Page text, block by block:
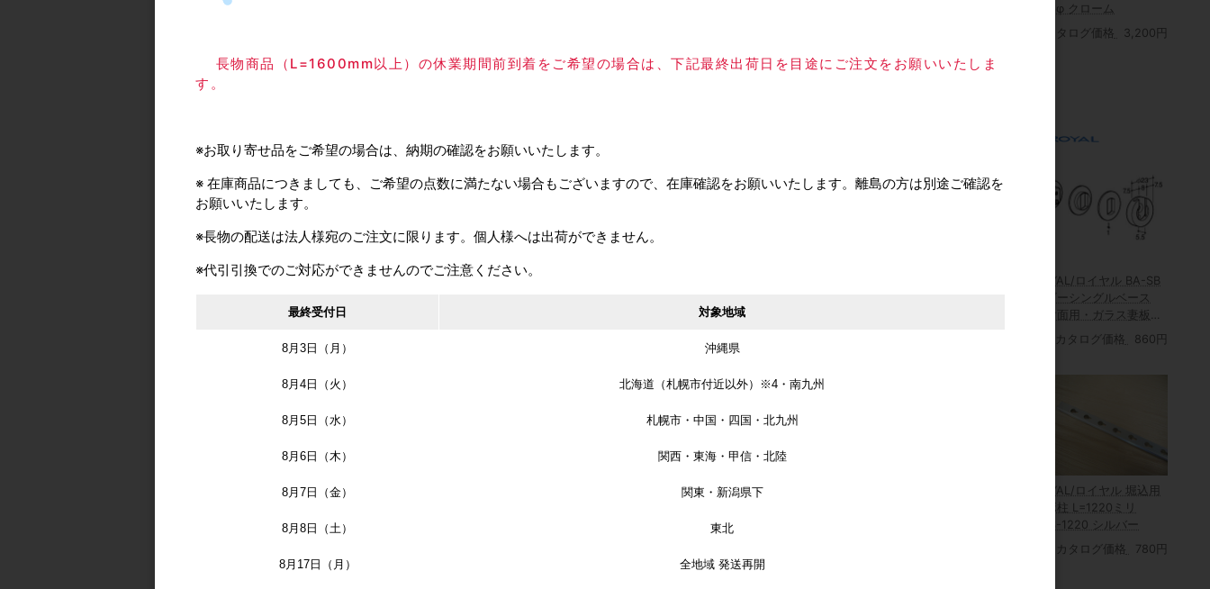
度 （K-4S専用） クロー
135度 （K-4S専用） ク
カタログ価格
45円
ホルダー （SB-32用）
クローム
バーストッパーアール ク
ローム
ク 6φ クローム
カタログ価格
3,200円
ROYAL/ロイヤル BA-
シューズフック用 プライ
ROYAL/ロイヤル BA-A13
込みナット M6 クローム
ROYAL/ロイヤル BA-A13
ROYAL/ロイヤル BA-SB
ベビーシングルベース
（片面用・ガラス妻板専
カタログ価格 860円
ROYAL/ロイヤル BA-WB
面用・ガラス妻板専用）
ROYAL/ロイヤル BA-BC
（未使用ベース用化粧フ
ELSC-12 ガラス棚板用ス
ROYAL/ロイヤル 堀込用
ダボ柱 L=1220ミリ
GPS-1220 シルバー
カタログ価格
780円
長物商品（L=1600mm以上）の休業期間前到着をご希望の場合は、下記最終出荷日を目途にご注文をお願いいたしま
す。
※お取り寄せ品をご希望の場合は、納期の確認をお願いいたします。
※ 在庫商品につきましても、ご希望の点数に満たない場合もございますので、在庫確認をお願いいたします。離島の方は別途ご確認を
お願いいたします。
※長物の配送は法人様宛のご注文に限ります。個人様へは出荷ができません。
※代引引換でのご対応ができませんのでご注意ください。
最終受付日 対象地域
8月3日（月） 沖縄県
8月4日（火） 北海道（札幌市付近以外）※4・南九州
8月5日（水） 札幌市・中国・四国・北九州
8月6日（木） 関西・東海・甲信・北陸
8月7日（金） 関東・新潟県下
8月8日（土） 東北
8月17日（月） 全地域 発送再開